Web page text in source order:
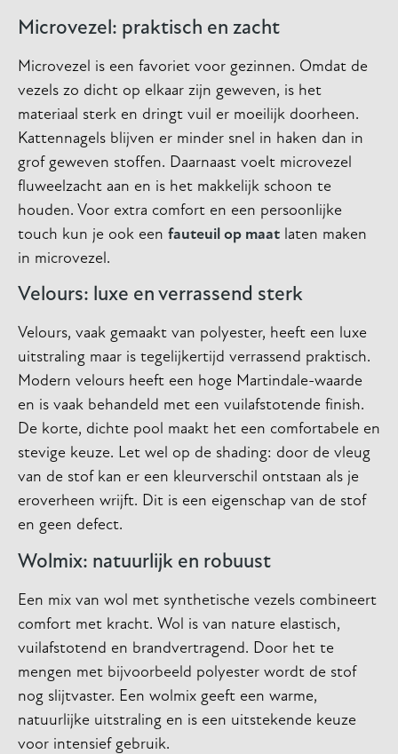
Microvezel: praktisch en zacht
Microvezel is een favoriet voor gezinnen. Omdat de
vezels zo dicht op elkaar zijn geweven, is het
materiaal sterk en dringt vuil er moeilijk doorheen.
Kattennagels blijven er minder snel in haken dan in
grof geweven stoffen. Daarnaast voelt microvezel
fluweelzacht aan en is het makkelijk schoon te
houden. Voor extra comfort en een persoonlijke
touch kun je ook een fauteuil op maat laten maken
in microvezel.
Velours: luxe en verrassend sterk
Velours, vaak gemaakt van polyester, heeft een luxe
uitstraling maar is tegelijkertijd verrassend praktisch.
Modern velours heeft een hoge Martindale-waarde
en is vaak behandeld met een vuilafstotende finish.
De korte, dichte pool maakt het een comfortabele en
stevige keuze. Let wel op de shading: door de vleug
van de stof kan er een kleurverschil ontstaan als je
eroverheen wrijft. Dit is een eigenschap van de stof
en geen defect.
Wolmix: natuurlijk en robuust
Een mix van wol met synthetische vezels combineert
comfort met kracht. Wol is van nature elastisch,
vuilafstotend en brandvertragend. Door het te
mengen met bijvoorbeeld polyester wordt de stof
nog slijtvaster. Een wolmix geeft een warme,
natuurlijke uitstraling en is een uitstekende keuze
voor intensief gebruik.